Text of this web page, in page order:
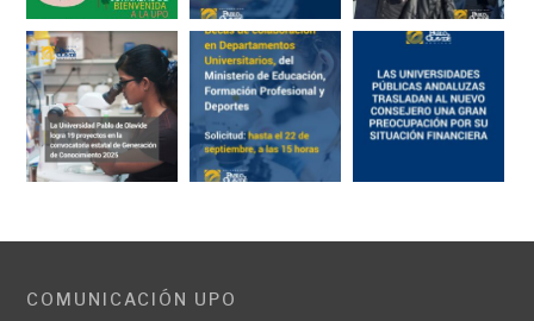
COMUNICACIÓN UPO